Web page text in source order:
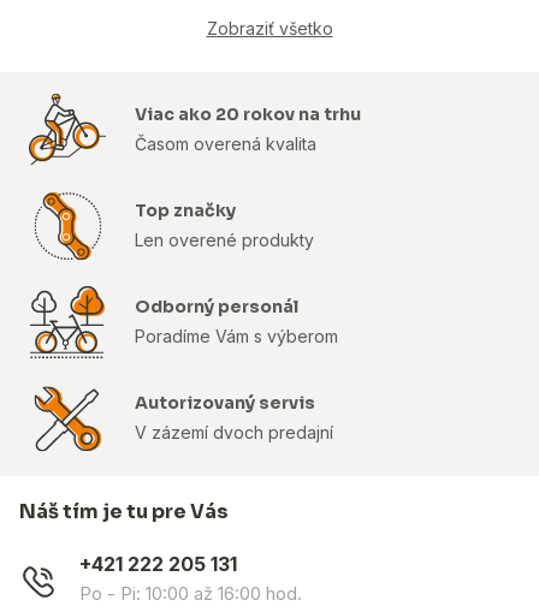
Zobraziť všetko
Viac ako 20 rokov na trhu
Časom overená kvalita
Top značky
Len overené produkty
Odborný personál
Poradíme Vám s výberom
Autorizovaný servis
V zázemí dvoch predajní
Náš tím je tu pre Vás
+421 222 205 131
Po - Pi: 10:00 až 16:00 hod.